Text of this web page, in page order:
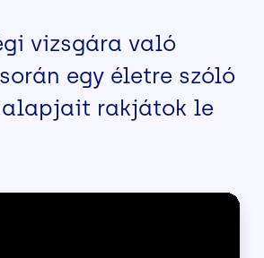
vizsgára való
egy életre szóló
rakjátok le